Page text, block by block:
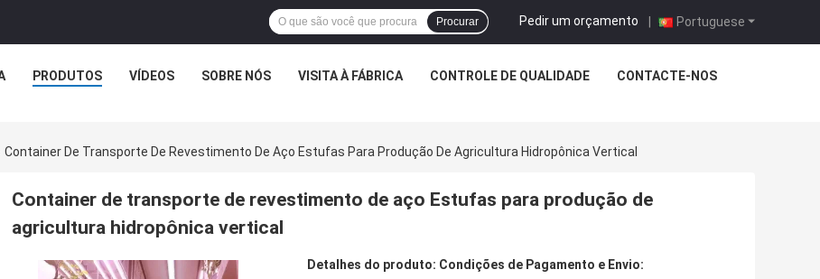
Portuguese
Pedir um orçamento |
Procurar
PRODUTOS VÍDEOS SOBRE NÓS VISITA À FÁBRICA CONTROLE DE QUALIDADE CONTACTE-NOS
Container De Transporte De Revestimento De Aço Estufas Para Produção De Agricultura Hidropônica Vertical
Container de transporte de revestimento de aço Estufas para produção de
agricultura hidropônica vertical
Detalhes do produto: Condições de Pagamento e Envio: